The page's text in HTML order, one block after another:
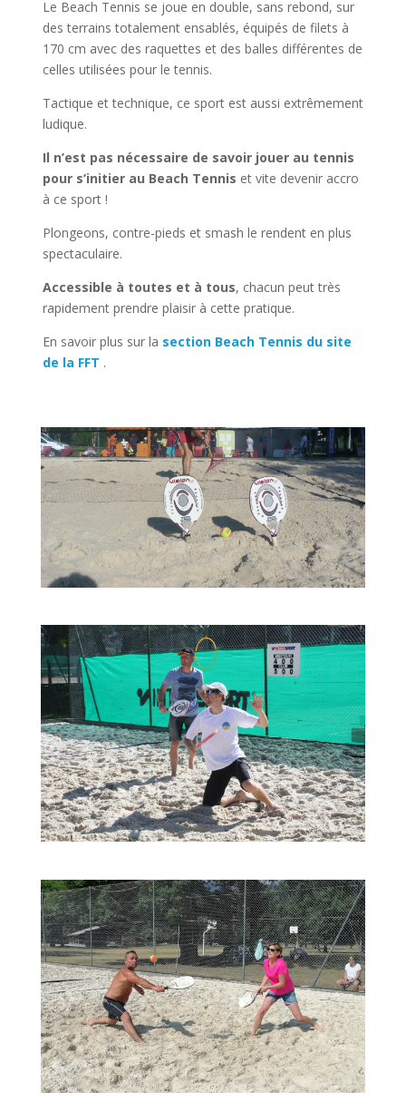
Le Beach Tennis se joue en double, sans rebond, sur
des terrains totalement ensablés, équipés de filets à
170 cm avec des raquettes et des balles différentes de
celles utilisées pour le tennis.
Tactique et technique, ce sport est aussi extrêmement
ludique.
Il n’est pas nécessaire de savoir jouer au tennis
pour s’initier au Beach Tennis et vite devenir accro
à ce sport !
Plongeons, contre-pieds et smash le rendent en plus
spectaculaire.
Accessible à toutes et à tous, chacun peut très
rapidement prendre plaisir à cette pratique.
En savoir plus sur la section Beach Tennis du site
de la FFT .